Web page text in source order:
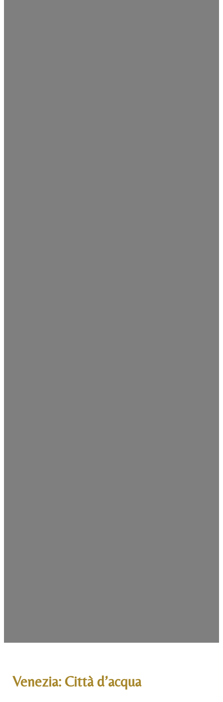
Venezia: Città d’acqua